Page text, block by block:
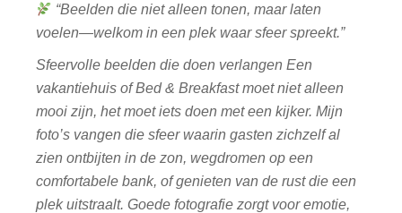
“Beelden die niet alleen tonen, maar laten
voelen—welkom in een plek waar sfeer spreekt.”
Sfeervolle beelden die doen verlangen Een
vakantiehuis of Bed & Breakfast moet niet alleen
mooi zijn, het moet iets doen met een kijker. Mijn
foto’s vangen die sfeer waarin gasten zichzelf al
zien ontbijten in de zon, wegdromen op een
comfortabele bank, of genieten van de rust die een
plek uitstraalt. Goede fotografie zorgt voor emotie,